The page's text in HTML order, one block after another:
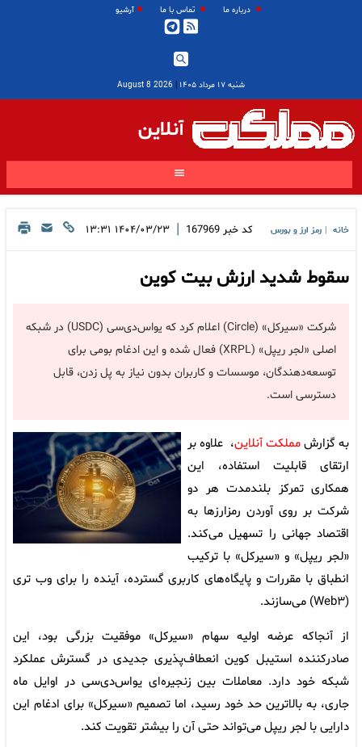
درباره ما تماس با ما آرشیو
شنبه ۱۷ مرداد ۱۴۰۵ |
2026 August 8
آنلاین
خانه رمز ارز و بورس کد خبر 167969
| ۱۴۰۴/۰۳/۲۳ ۱۳:۳۱
سقوط شدید ارزش بیت کوین
شرکت «سیرکل» (Circle) اعلام کرد که یواس‌دی‌سی (USDC) در شبکه
اصلی «لجر ریپل» (XRPL) فعال شده و این ادغام بومی برای
توسعه‌دهندگان، موسسات و کاربران بدون نیاز به پل زدن، قابل
دسترسی است.
به گزارشمملکت آنلاین، علاوه بر
ارتقای قابلیت استفاده، این
همکاری تمرکز بلندمدت هر دو
شرکت بر روی آوردن رمزارزها به
اقتصاد جهانی را تسهیل می‌کند.
«لجر ریپل» و «سیرکل» با ترکیب
انطباق با مقررات و پایگاه‌های کاربری گسترده، آینده‌ را برای وب تری
(Web۳) می‌سازند.
از آنجاکه عرضه اولیه سهام «سیرکل» موفقیت بزرگی بود، این
صادرکننده استیبل کوین انعطاف‌پذیری جدیدی در گسترش عملکرد
شبکه خود دارد. معاملات بین زنجیره‌ای یواس‌دی‌سی در اوایل ماه
جاری، به بالاترین حد خود رسید، اما تصمیم «سیرکل» برای ادغام این
دارایی با لجر ریپل می‌تواند حتی آن را بیشتر تقویت کند.